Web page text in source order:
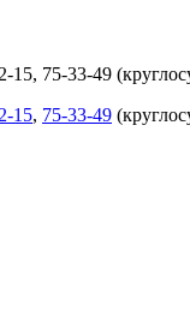
15, 75-33-49
15, 75-33-49